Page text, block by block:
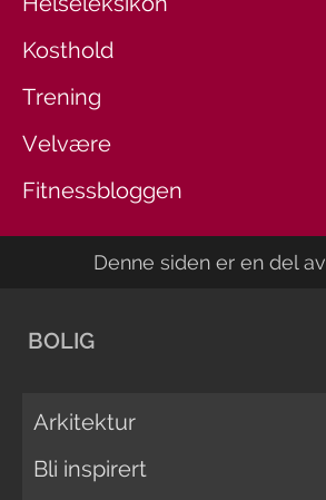
Kosthold
Trening
Velvære
Fitnessbloggen
Denne siden er en del av
BOLIG
Arkitektur
Bli inspirert